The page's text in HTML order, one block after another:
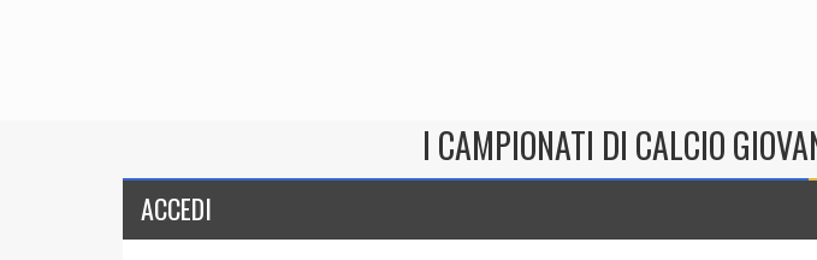
I CAMPIONATI DI CALCIO
ACCEDI